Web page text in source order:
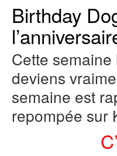
Birthday
Cette
deviens
semaine est
repompée sur